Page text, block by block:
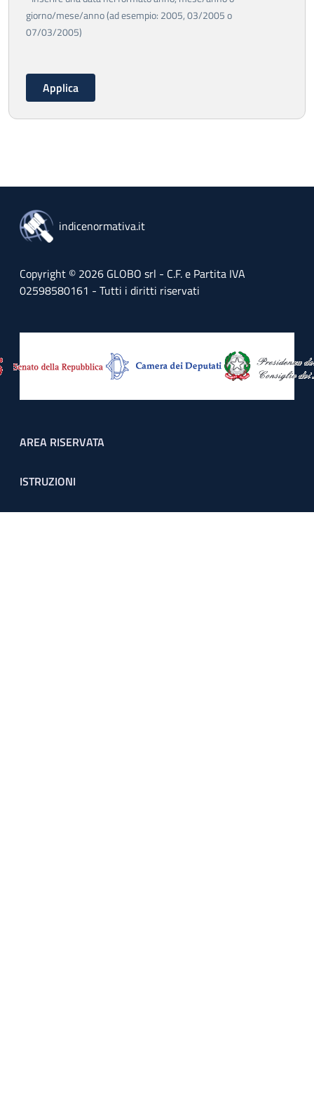
giorno/mese/anno (ad esempio: 2005, 03/2005 o
07/03/2005)
indicenormativa.it
Copyright © 2026 GLOBO srl - C.F. e Partita IVA
02598580161 - Tutti i diritti riservati
Footer menu
AREA RISERVATA
ISTRUZIONI